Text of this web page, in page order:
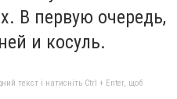
В первую очередь,
и косуль.
текст і натисніть Ctrl + Enter, щоб